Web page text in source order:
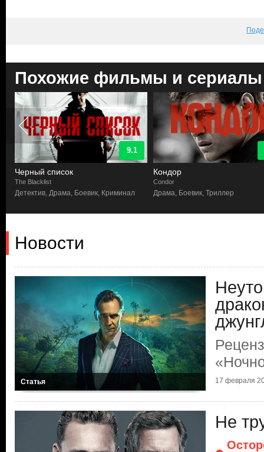
Похожие фильмы и сериалы
9.1
Черный список
The Blacklist
Детектив, Драма, Боевик, Криминал
Кондор
Condor
Драма, Боевик, Триллер
Новости
Статья 17 февраля
Не